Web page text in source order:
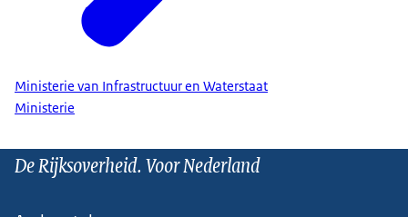
Ministerie van Infrastructuur en Waterstaat
Ministerie
De Rijksoverheid. Voor Nederland